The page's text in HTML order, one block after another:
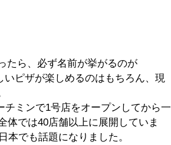
たら、必ず名前が挙がるのが
いピザが楽しめるのはもちろん、現
チミンで1号店をオープンしてから一
体では40店舗以上に展開していま
本でも話題になりました。